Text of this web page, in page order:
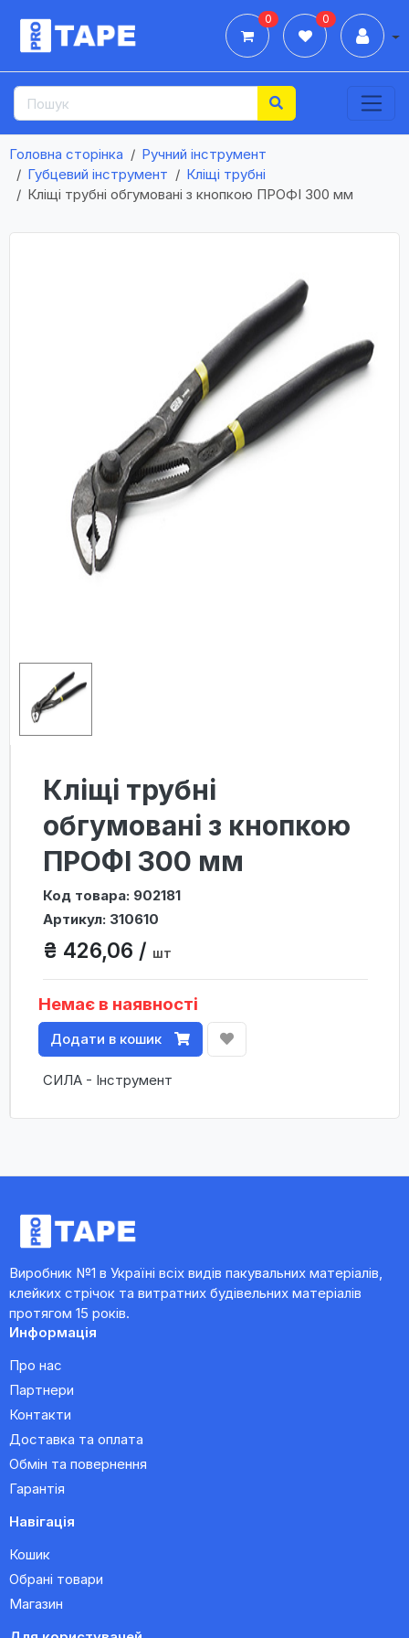
0 0
Головна сторінка
Ручний інструмент
Губцевий інструмент
Кліщі трубні
Кліщі трубні обгумовані з кнопкою ПРОФІ 300 мм
Кліщі трубні
обгумовані з кнопкою
ПРОФІ 300 мм
Код товара: 902181
Артикул: 310610
₴ 426,06 / шт
Немає в наявності
Додати в кошик
СИЛА - Інструмент
Виробник №1 в Україні всіх видів пакувальних матеріалів,
клейких стрічок та витратних будівельних матеріалів
протягом 15 років.
Информація
Про нас
Партнери
Контакти
Доставка та оплата
Обмін та повернення
Гарантія
Навігація
Кошик
Обрані товари
Магазин